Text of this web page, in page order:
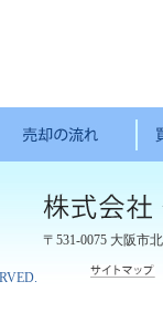
〒531-0075 大阪市